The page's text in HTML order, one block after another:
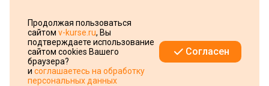
Продолжая пользоваться
сайтом v-kurse.ru, Вы
подтверждаете использование
сайтом cookies Вашего
браузера?
и соглашаетесь на обработку
персональных данных
Согласен